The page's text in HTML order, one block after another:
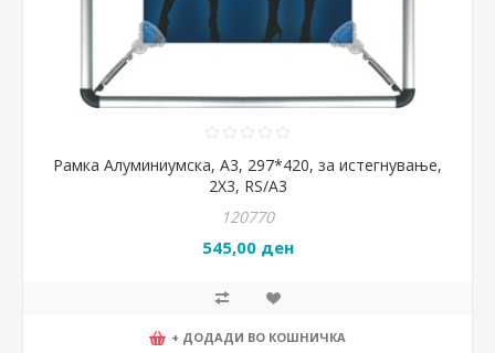
Рамка Алуминиумска, А3, 297*420, за истегнување,
2X3, RS/A3
120770
545,00 ден
+ ДОДАДИ ВО КОШНИЧКА